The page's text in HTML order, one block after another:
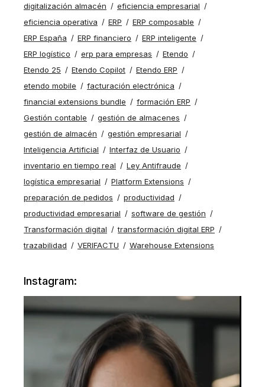
digitalización almacén
eficiencia empresarial
eficiencia operativa
ERP
ERP composable
ERP España
ERP financiero
ERP inteligente
ERP logístico
erp para empresas
Etendo
Etendo 25
Etendo Copilot
Etendo ERP
etendo mobile
facturación electrónica
financial extensions bundle
formación ERP
Gestión contable
gestión de almacenes
gestión de almacén
gestión empresarial
Inteligencia Artificial
Interfaz de Usuario
inventario en tiempo real
Ley Antifraude
logística empresarial
Platform Extensions
preparación de pedidos
productividad
productividad empresarial
software de gestión
Transformación digital
transformación digital ERP
trazabilidad
VERIFACTU Warehouse Extensions
Instagram: